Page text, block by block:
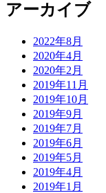
アーカイブ
2022年8月
2020年4月
2020年2月
2019年11月
2019年10月
2019年9月
2019年7月
2019年6月
2019年5月
2019年4月
2019年1月